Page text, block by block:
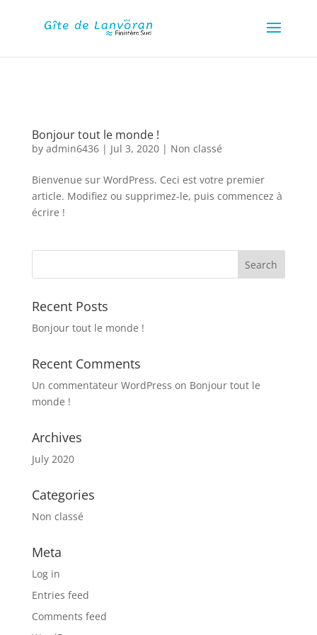
ugPD5cLzRWbynoMbWfaakRt9I11ft6PCrzW2ZcXSwk
Bonjour tout le monde !
by admin6436| Jul 3, 2020| Non classé
Bienvenue sur WordPress. Ceci est votre premier
article. Modifiez ou supprimez-le, puis commencez à
écrire !
Recent Posts
Bonjour tout le monde !
Recent Comments
Un commentateur WordPress on Bonjour tout le
monde !
Archives
July 2020
Categories
Non classé
Meta
Log in
Entries feed
Comments feed